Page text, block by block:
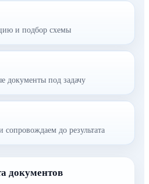
и подбор схемы
документы под задачу
до результата
документов